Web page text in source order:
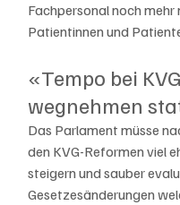
Fachpersonal noch
Patientinnen und
«Tempo bei
wegnehmen
Das Parlament müsse
den KVG-Reformen viel
steigern und sauber
Gesetzesänderungen